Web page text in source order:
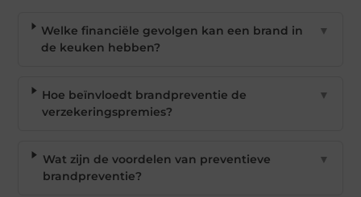
Welke financiële gevolgen kan een brand in
de keuken hebben?
▼
Hoe beïnvloedt brandpreventie de
verzekeringspremies?
▼
Wat zijn de voordelen van preventieve
brandpreventie?
▼